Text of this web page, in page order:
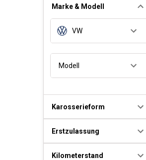
Marke & Modell
VW
Modell
Karosserieform
Erstzulassung
Kilometerstand